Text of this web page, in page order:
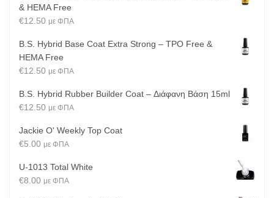
& HEMA Free
€12.50 με ΦΠΑ
B.S. Hybrid Base Coat Extra Strong – TPO Free &
HEMA Free
€12.50 με ΦΠΑ
B.S. Hybrid Rubber Builder Coat – Διάφανη Βάση 15ml
€12.50 με ΦΠΑ
Jackie O' Weekly Top Coat
€5.00 με ΦΠΑ
U-1013 Total White
€8.00 με ΦΠΑ